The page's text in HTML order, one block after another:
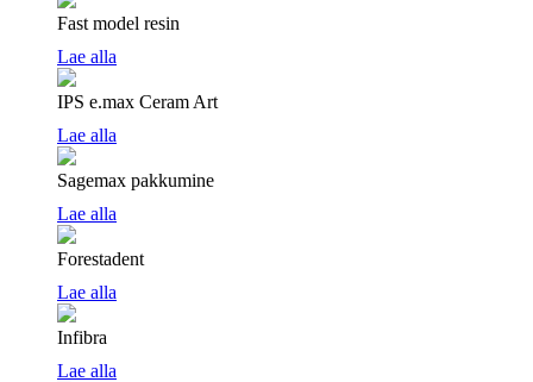
Fast model resin
Lae alla
IPS e.max Ceram Art
Lae alla
Sagemax pakkumine
Lae alla
Forestadent
Lae alla
Infibra
Lae alla